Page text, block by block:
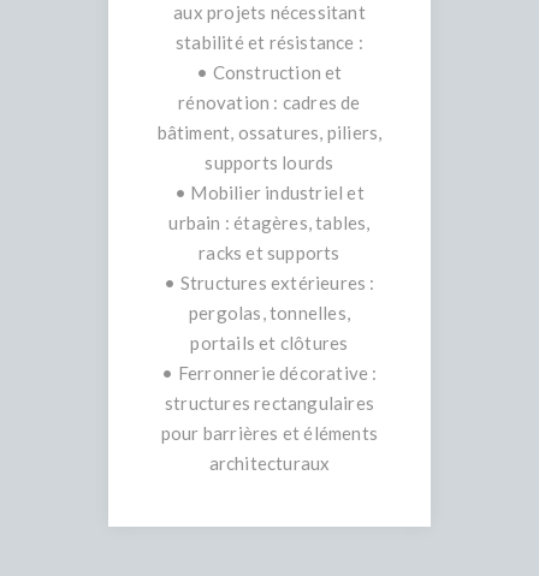
aux projets nécessitant
stabilité et résistance :
• Construction et
rénovation : cadres de
bâtiment, ossatures, piliers,
supports lourds
• Mobilier industriel et
urbain : étagères, tables,
racks et supports
• Structures extérieures :
pergolas, tonnelles,
portails et clôtures
• Ferronnerie décorative :
structures rectangulaires
pour barrières et éléments
architecturaux